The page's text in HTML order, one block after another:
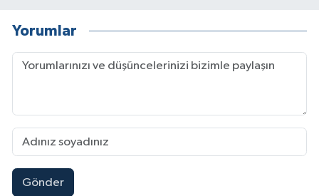
Yorumlar
Gönder